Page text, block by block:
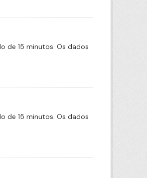
de 15 minutos. Os dados
de 15 minutos. Os dados